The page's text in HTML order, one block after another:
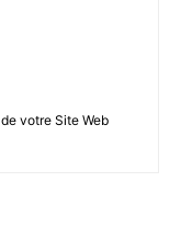
votre Site Web